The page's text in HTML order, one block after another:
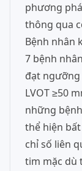
phương
thông qua
Bệnh nhân
7 bệnh
đạt
LVOT ≥50
những
thể hiện
chỉ số liên
tim mặc dù